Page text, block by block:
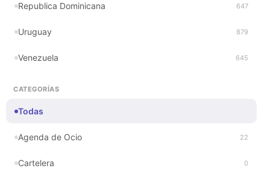
Republica Dominicana 647
Uruguay 879
Venezuela 645
CATEGORÍAS
Todas
Agenda de Ocio 22
Cartelera 0